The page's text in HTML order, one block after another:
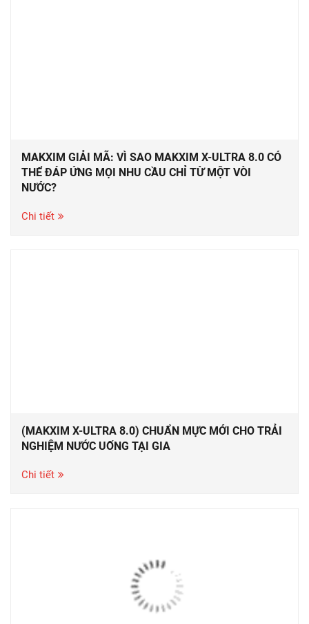
MAKXIM GIẢI MÃ: VÌ SAO MAKXIM X-ULTRA 8.0 CÓ
THỂ ĐÁP ỨNG MỌI NHU CẦU CHỈ TỪ MỘT VÒI
NƯỚC?
Chi tiết
(MAKXIM X-ULTRA 8.0) CHUẨN MỰC MỚI CHO TRẢI
NGHIỆM NƯỚC UỐNG TẠI GIA
Chi tiết